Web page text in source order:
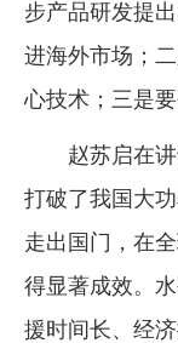
步产品研发提
进海外市场；
心技术；三是
赵苏启在
打破了我国大
走出国门，在
得显著成效。
援时间长、经